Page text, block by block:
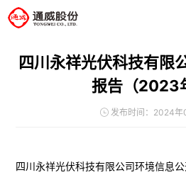
四川永祥光伏科技有限
报告（2023
发布时间：2024年
四川永祥光伏科技有限公司环境信息